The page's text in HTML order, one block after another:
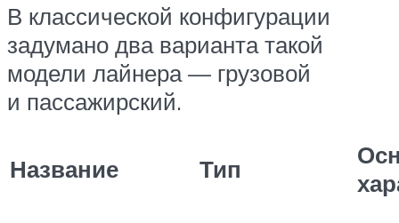
В классической конфигурации
задумано два варианта такой
модели лайнера — грузовой
и пассажирский.
Название Тип